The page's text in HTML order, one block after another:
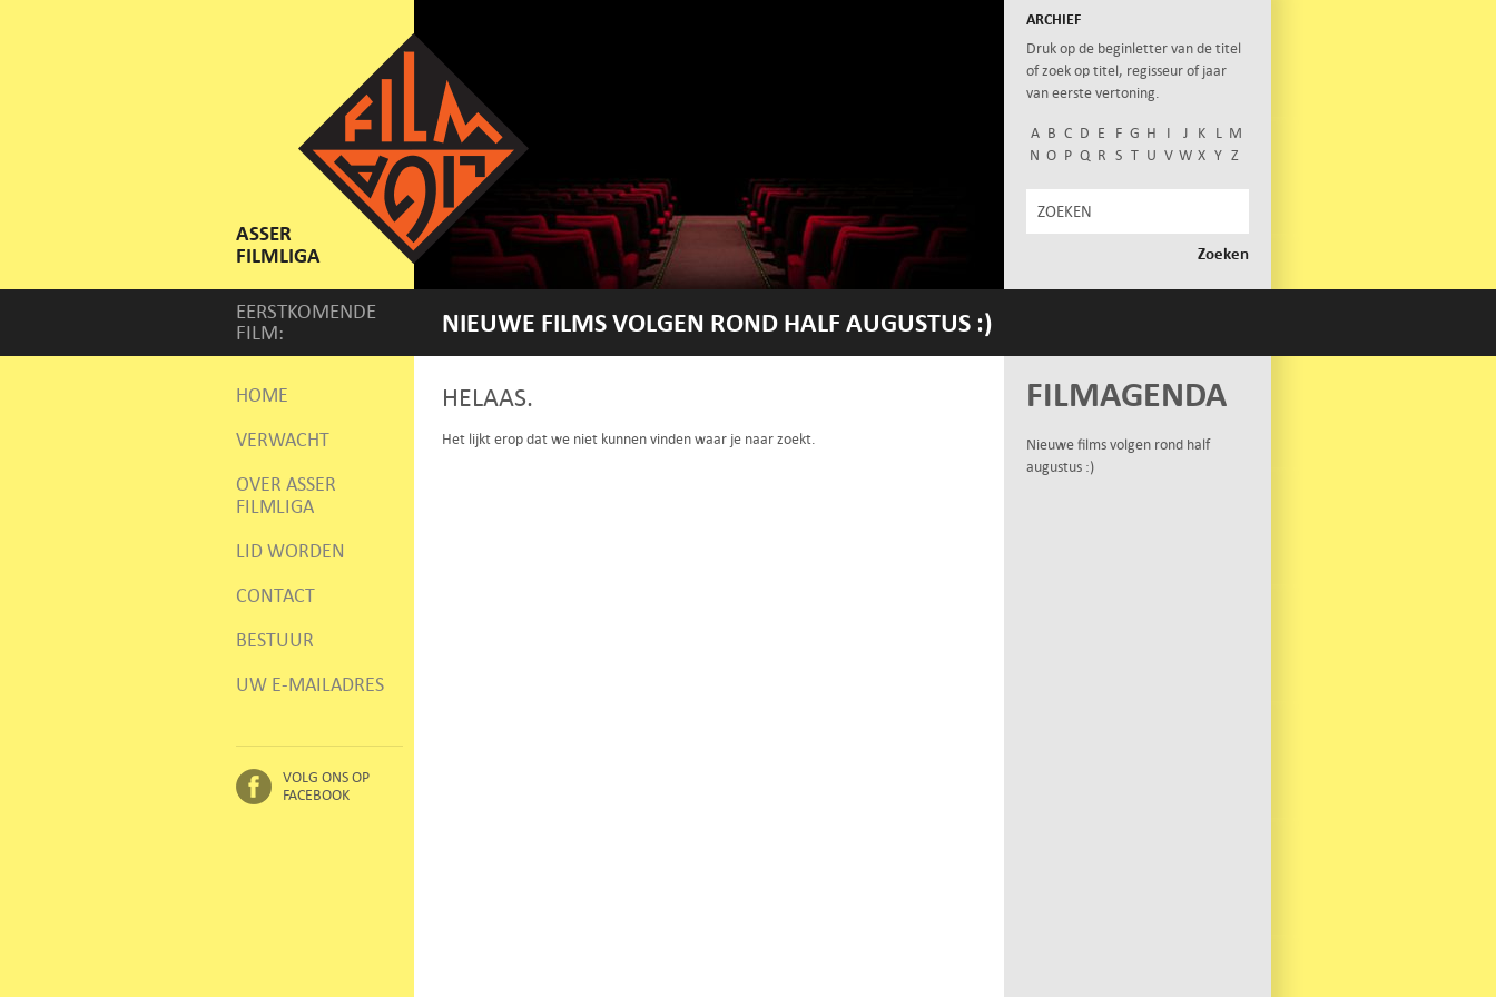
ASSER
FILMLIGA
ARCHIEF
Druk op de beginletter van de titel
of zoek op titel, regisseur of jaar
van eerste vertoning.
A B C D E F G H I J K L M
N O P Q R S T U V W X Y Z
EERSTKOMENDE
FILM:
NIEUWE FILMS VOLGEN ROND HALF AUGUSTUS :)
HOME
VERWACHT
OVER ASSER
FILMLIGA
LID WORDEN
CONTACT
BESTUUR
UW E-MAILADRES
VOLG ONS OP
FACEBOOK
HELAAS.
Het lijkt erop dat we niet kunnen vinden waar je naar zoekt.
FILMAGENDA
Nieuwe films volgen rond half
augustus :)